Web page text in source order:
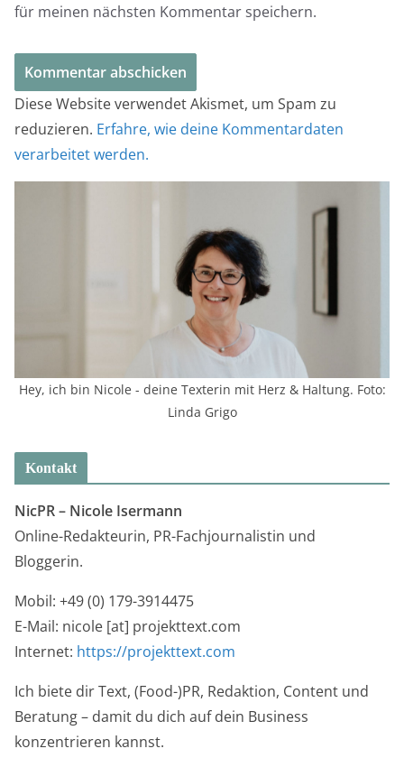
für meinen nächsten Kommentar speichern.
Diese Website verwendet Akismet, um Spam zu
reduzieren. Erfahre, wie deine Kommentardaten
verarbeitet werden.
Hey, ich bin Nicole - deine Texterin mit Herz & Haltung. Foto:
Linda Grigo
Kontakt
NicPR – Nicole Isermann
Online-Redakteurin, PR-Fachjournalistin und
Bloggerin.
Mobil: +49 (0) 179-3914475
E-Mail: nicole [at] projekttext.com
Internet: https://projekttext.com
Ich biete dir Text, (Food-)PR, Redaktion, Content und
Beratung – damit du dich auf dein Business
konzentrieren kannst.